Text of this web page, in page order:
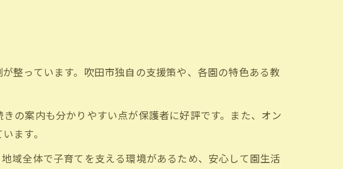
制度
は
制度
恩恵
整っています。吹田市独自の支援策や、各園の特色ある教
の案内も分かりやすい点が保護者に好評です。また、オン
ます。
域全体で子育てを支える環境があるため、安心して園生活